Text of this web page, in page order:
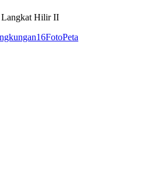
Langkat Hilir II
16FotoPeta